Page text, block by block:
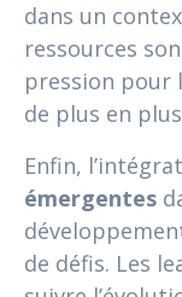
dans un
ressources
pression pour
de plus en
Enfin,
émergentes
de défis. Les